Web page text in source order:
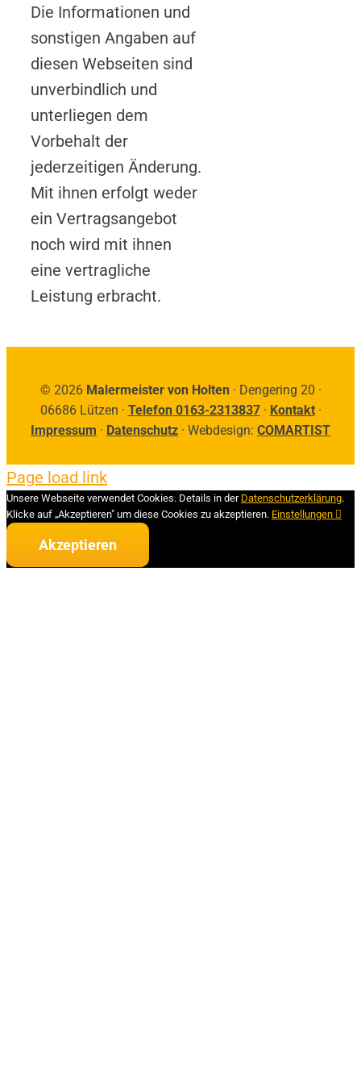
Die Informationen und
sonstigen Angaben auf
diesen Webseiten sind
unverbindlich und
unterliegen dem
Vorbehalt der
jederzeitigen Änderung.
Mit ihnen erfolgt weder
ein Vertragsangebot
noch wird mit ihnen
eine vertragliche
Leistung erbracht.
© 2026 Malermeister von Holten· Dengering 20 ·
06686 Lützen · Telefon 0163-2313837· Kontakt·
Impressum · Datenschutz · Webdesign: COMARTIST
Page load link
Unsere Webseite verwendet Cookies. Details in der Datenschutzerklärung.
Klicke auf „Akzeptieren" um diese Cookies zu akzeptieren. Einstellungen
Akzeptieren